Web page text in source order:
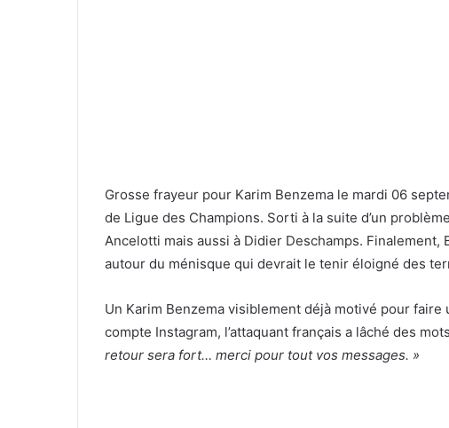
Grosse frayeur pour Karim Benzema le mardi 06
de Ligue des Champions. Sorti à la suite d’un
Ancelotti mais aussi à Didier Deschamps. Finalement,
autour du ménisque qui devrait le tenir éloigné des
Un Karim Benzema visiblement déjà motivé pour
compte Instagram, l’attaquant français a lâché des
retour sera fort… merci pour tout vos messages. »